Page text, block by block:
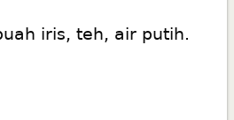
iris, teh, air putih.